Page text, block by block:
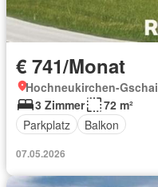
€ 741/Monat
Hochneukirchen-
3 Zimmer
72 m²
Parkplatz
Balkon
07.05.2026